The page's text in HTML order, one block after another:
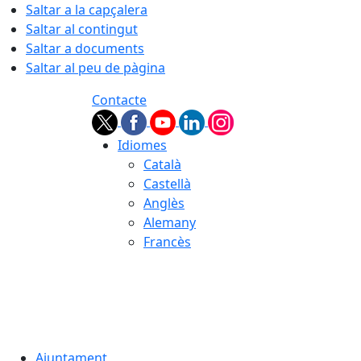
Saltar a la capçalera
Saltar al contingut
Saltar a documents
Saltar al peu de pàgina
Contacte
Idiomes
Català
Castellà
Anglès
Alemany
Francès